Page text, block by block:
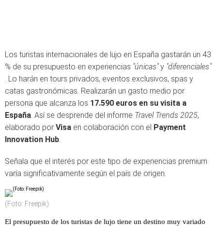
Los turistas internacionales de lujo en España gastarán un 43
% de su presupuesto en experiencias "únicas"y "diferenciales"
. Lo harán en tours privados, eventos exclusivos, spas y
catas gastronómicas. Realizarán un gasto medio por
persona que alcanza los 17.590 euros en su visita a
España. Así se desprende del informe Travel Trends 2025,
elaborado por Visa en colaboración con el Payment
Innovation Hub.
Señala que el interés por este tipo de experiencias premium
varía significativamente según el país de origen.
(Foto: Freepik)
El presupuesto de los turistas de lujo tiene un destino muy variado